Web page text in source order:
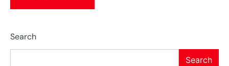
Search
Search